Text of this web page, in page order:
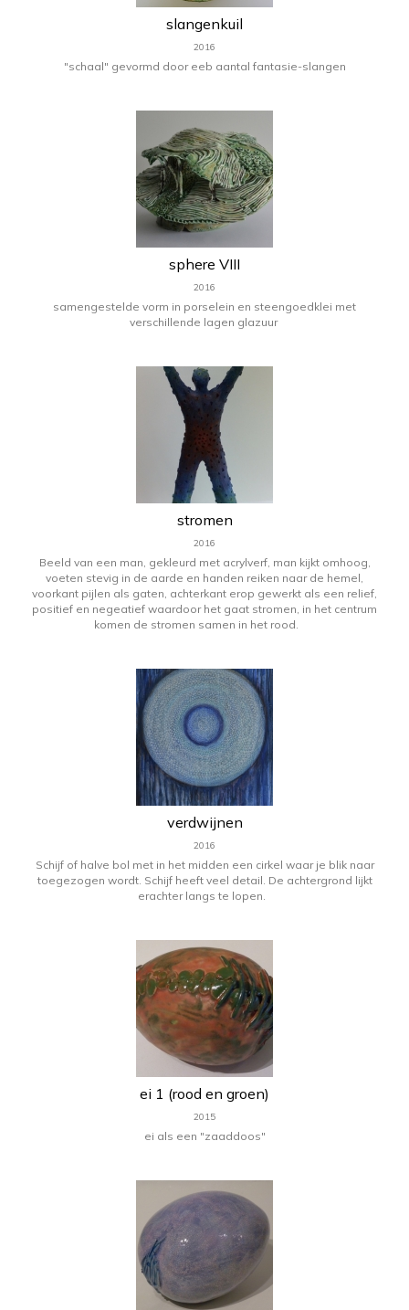
slangenkuil
2016
"schaal" gevormd door eeb aantal fantasie-slangen
sphere VIII
2016
samengestelde vorm in porselein en steengoedklei met
verschillende lagen glazuur
stromen
2016
Beeld van een man, gekleurd met acrylverf, man kijkt omhoog,
voeten stevig in de aarde en handen reiken naar de hemel,
voorkant pijlen als gaten, achterkant erop gewerkt als een relief,
positief en negeatief waardoor het gaat stromen, in het centrum
komen de stromen samen in het rood.
verdwijnen
2016
Schijf of halve bol met in het midden een cirkel waar je blik naar
toegezogen wordt. Schijf heeft veel detail. De achtergrond lijkt
erachter langs te lopen.
ei 1 (rood en groen)
2015
ei als een "zaaddoos"